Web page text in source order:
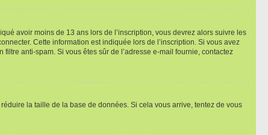
avoir moins de 13 ans lors de l’inscription, vous devrez alors suivre les
Cette information est indiquée lors de l’inscription. Si vous avez
anti-spam. Si vous êtes sûr de l’adresse e-mail fournie, contactez
la taille de la base de données. Si cela vous arrive, tentez de vous